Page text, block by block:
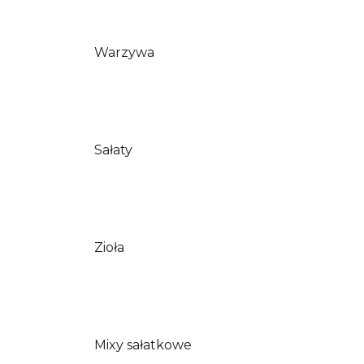
Warzywa
Sałaty
Zioła
Mixy sałatkowe